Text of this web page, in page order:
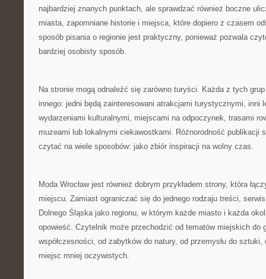
najbardziej znanych punktach, ale sprawdzać również boczne
miasta, zapomniane historie i miejsca, które dopiero z czasem
sposób pisania o regionie jest praktyczny, ponieważ pozwala
bardziej osobisty sposób.
Na stronie mogą odnaleźć się zarówno turyści. Każda z tych
innego: jedni będą zainteresowani atrakcjami turystycznymi, inni
wydarzeniami kulturalnymi, miejscami na odpoczynek, trasami
muzeami lub lokalnymi ciekawostkami. Różnorodność publikacji
czytać na wiele sposobów: jako zbiór inspiracji na wolny czas.
Moda Wrocław jest również dobrym przykładem strony, która
miejscu. Zamiast ograniczać się do jednego rodzaju treści,
Dolnego Śląska jako regionu, w którym każde miasto i każda
opowieść. Czytelnik może przechodzić od tematów miejskich do
współczesności, od zabytków do natury, od przemysłu do
miejsc mniej oczywistych.